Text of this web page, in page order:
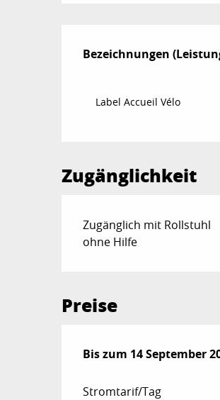
Bezeichnungen
Bezeichnungen
Label Accueil Vélo
Zugänglichkeit
Zugänglich mit Rollstuhl
ohne Hilfe
Preise
ab7 Juni 2026bis zum
Bis zum 14 September
Stromtarif/Tag